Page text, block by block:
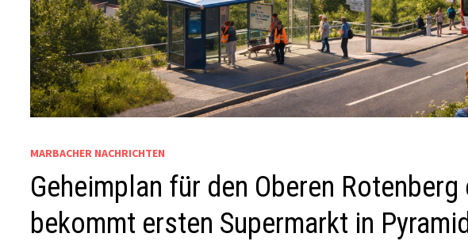
MARBACHER NACHRICHTEN
Geheimplan für den Oberen
bekommt ersten Supermarkt in